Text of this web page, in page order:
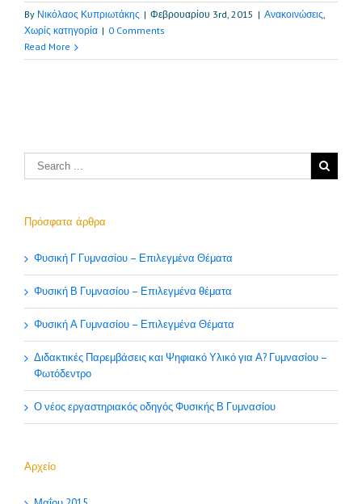
By Νικόλαος Κυπριωτάκης | Φεβρουαρίου 3rd, 2015 | Ανακοινώσεις,
Χωρίς κατηγορία | 0 Comments
Read More
Πρόσφατα άρθρα
Φυσική Γ Γυμνασίου – Επιλεγμένα Θέματα
Φυσική Β Γυμνασίου – Επιλεγμένα θέματα
Φυσική Α Γυμνασίου – Επιλεγμένα Θέματα
Διδακτικές Παρεμβάσεις και Ψηφιακό Υλικό για Α? Γυμνασίου –
Φωτόδεντρο
Ο νέος εργαστηριακός οδηγός Φυσικής Β Γυμνασίου
Αρχείο